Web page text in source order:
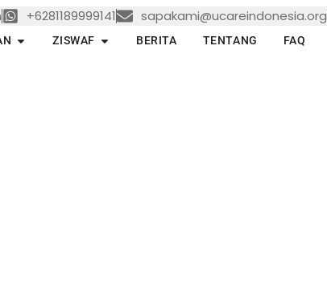
+6281189999141 sapakami@ucareindonesia.org
Open LAYANAN
ZISWAF Open ZISWAF
BERITA TENTANG FAQ